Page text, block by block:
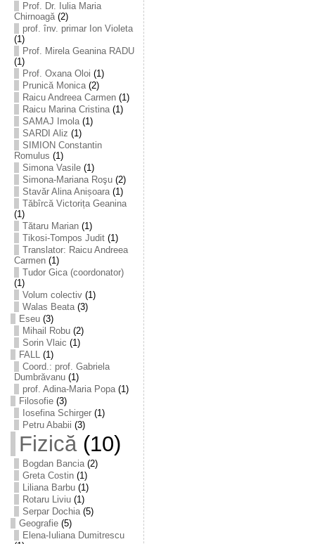
Prof. Dr. Iulia Maria
Chirnoagă(2)
prof. înv. primar Ion Violeta
(1)
Prof. Mirela Geanina RADU
(1)
Prof. Oxana Oloi (1)
Prunică Monica(2)
Raicu Andreea Carmen(1)
Raicu Marina Cristina(1)
SAMAJ Imola(1)
SARDI Aliz (1)
SIMION Constantin
Romulus (1)
Simona Vasile(1)
Simona-Mariana Roşu(2)
Stavăr Alina Anișoara(1)
Tăbîrcă Victorița Geanina
(1)
Tătaru Marian(1)
Tikosi-Tompos Judit(1)
Translator: Raicu Andreea
Carmen(1)
Tudor Gica (coordonator)
(1)
Volum colectiv(1)
Walas Beata(3)
Eseu(3)
Mihail Robu(2)
Sorin Vlaic (1)
FALL(1)
Coord.: prof. Gabriela
Dumbrăvanu(1)
prof. Adina-Maria Popa(1)
Filosofie(3)
Iosefina Schirger(1)
Petru Ababii (3)
Fizică(10)
Bogdan Bancia(2)
Greta Costin(1)
Liliana Barbu(1)
Rotaru Liviu(1)
Serpar Dochia(5)
Geografie(5)
Elena-Iuliana Dumitrescu